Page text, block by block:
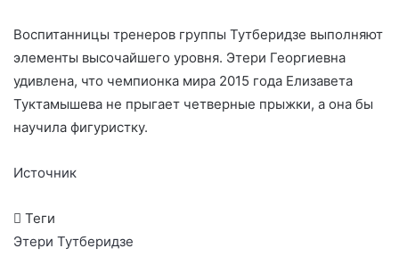
Воспитанницы тренеров группы Тутберидзе выполняют
элементы высочайшего уровня. Этери Георгиевна
удивлена, что чемпионка мира 2015 года Елизавета
Туктамышева не прыгает четверные прыжки, а она бы
научила фигуристку.
Источник
Теги
Этери Тутберидзе